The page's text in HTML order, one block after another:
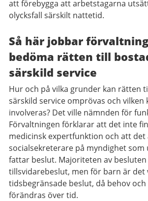
att förebygga att arbetstagarna
olycksfall särskilt nattetid.
Så här jobbar
bedöma rätten till
särskild service
Hur och på vilka grunder kan rätten
särskild service omprövas och vilken
involveras? Det ville nämnden för
Förvaltningen förklarar att det inte
medicinsk expertfunktion och att det
socialsekreterare på myndighet som
fattar beslut. Majoriteten av
tillsvidarebeslut, men för barn är det
tidsbegränsade beslut, då behov
förändras över tid.